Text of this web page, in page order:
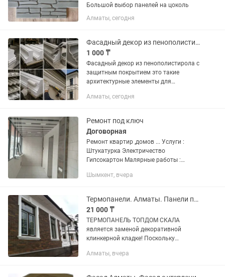
Большой выбор панелей на цоколь
Алматы, сегодня
Фасадный декор из пенополистирола в наличии
1 000 ₸
Фасадный декор из пенополистирола с
защитным покрытием это такие
архитектурные элементы для
карнизы, колонны, наличники, русты,
камни...
Алматы, сегодня
Ремонт под ключ
Договорная
Ремонт квартир ,домов ... Услуги :
Штукатурка Электричество
Гипсокартон Малярные работы :
Стяжка Водоснабжение Отопление
работы...
Шымкент, вчера
Термопанели. Алматы. Панели под кирпич. Утепление и декор.
21 000 ₸
ТЕРМОПАНЕЛЬ ТОПДОМ СКАЛА
является заменой декоративной
клинкерной кладке! Поскольку
утепление и декоративную отделку.
отделки коттеджей и...
Алматы, вчера